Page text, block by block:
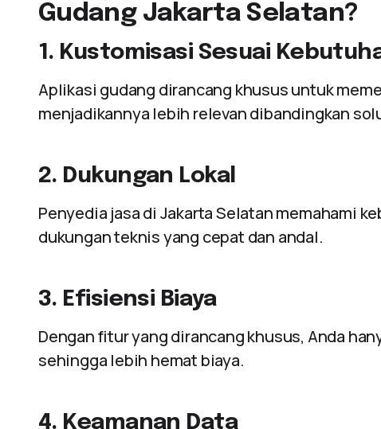
Gudang Jakarta Selatan?
1. Kustomisasi Sesuai
Aplikasi gudang dirancang khusus untuk
menjadikannya lebih relevan dibandingkan
2. Dukungan Lokal
Penyedia jasa di Jakarta Selatan memahami
dukungan teknis yang cepat dan andal.
3. Efisiensi Biaya
Dengan fitur yang dirancang khusus, Anda
sehingga lebih hemat biaya.
4. Keamanan Data